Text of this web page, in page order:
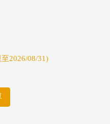
2026/08/31)